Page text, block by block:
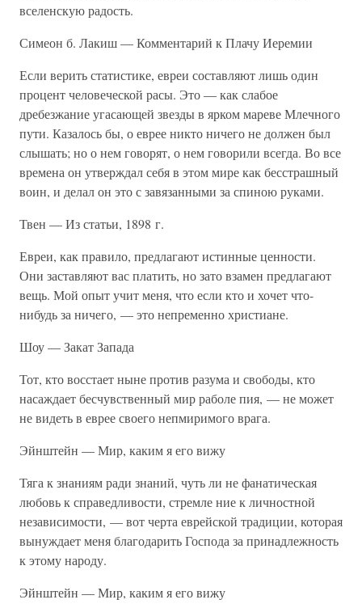
вселенскую радость.
Симеон б. Лакиш — Комментарий к Плачу Иеремии
Если верить статистике, евреи составляют лишь один
процент человеческой расы. Это — как слабое
дребезжание угасающей звезды в ярком мареве Млечного
пути. Казалось бы, о еврее никто ничего не должен был
слышать; но о нем говорят, о нем говорили всегда. Во все
времена он утверждал себя в этом мире как бесстрашный
воин, и делал он это с завязанными за спиною руками.
Твен — Из статьи, 1898 г.
Евреи, как правило, предлагают истинные ценности.
Они заставляют вас платить, но зато взамен предлагают
вещь. Мой опыт учит меня, что если кто и хочет что-
нибудь за ничего, — это непременно христиане.
Шоу — Закат Запада
Тот, кто восстает ныне против разума и свободы, кто
насаждает бесчувственный мир раболе пия, — не может
не видеть в еврее своего непмиримого врага.
Эйнштейн — Мир, каким я его вижу
Тяга к знаниям ради знаний, чуть ли не фанатическая
любовь к справедливости, стремле ние к личностной
независимости, — вот черта еврейской традиции, которая
вынуждает меня благодарить Господа за принадлежность
к этому народу.
Эйнштейн — Мир, каким я его вижу